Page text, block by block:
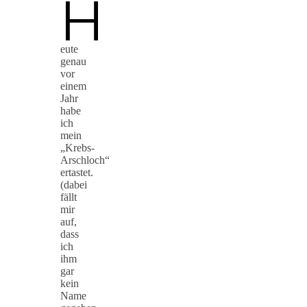
H
eute
genau
vor
einem
Jahr
habe
ich
mein
„Krebs-
Arschloch“
ertastet.
(dabei
fällt
mir
auf,
dass
ich
ihm
gar
kein
Name